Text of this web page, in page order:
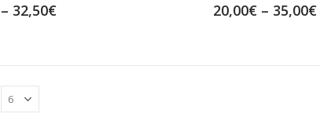
– 32,50€ 20,00€– 35,00€